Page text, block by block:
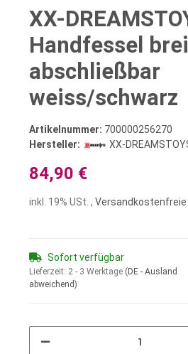
XX-
Handfessel
abschließbar
weiss/schwarz
Artikelnummer: 700000256270
Hersteller:
XX-
84,90 €
inkl. 19% USt. , Versandkostenfreie
Sofort verfügbar
Lieferzeit: 2 - 3 Werktage (DE - Ausland
abweichend)